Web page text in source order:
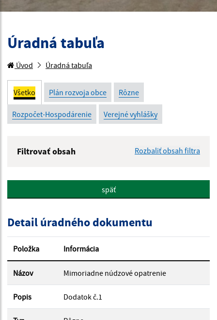
Úradná tabuľa
Úvod Úradná tabuľa
Všetko Plán rozvoja obce Rôzne
Rozpočet-Hospodárenie Verejné vyhlášky
Filtrovať obsah Rozbaliť obsah filtra
Popis:
Dátum zverejnenia od:
Dátum zverejnenia do:
Filtrovať Reset
späť
Detail úradného dokumentu
Položka Informácia
Názov Mimoriadne núdzové opatrenie
Popis Dodatok č.1